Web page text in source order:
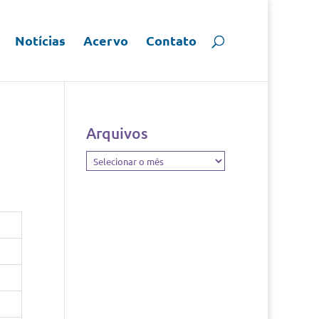
Notícias Acervo Contato
Arquivos
Arquivos